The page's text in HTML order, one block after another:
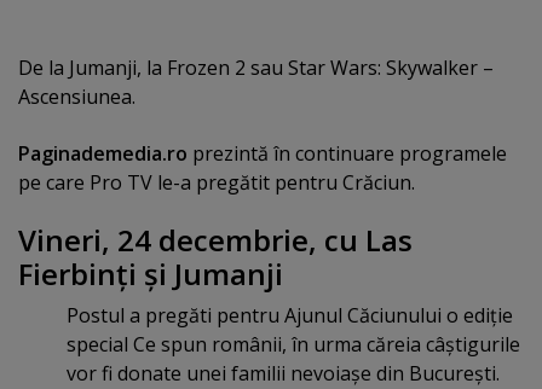
De la Jumanji, la Frozen 2 sau Star Wars: Skywalker –
Ascensiunea.
Paginademedia.ro prezintă în continuare programele
pe care Pro TV le-a pregătit pentru Crăciun.
Vineri, 24 decembrie, cu Las
Fierbinţi şi Jumanji
Postul a pregăti pentru Ajunul Căciunului o ediţie
special Ce spun românii, în urma căreia câştigurile
vor fi donate unei familii nevoiaşe din Bucureşti.